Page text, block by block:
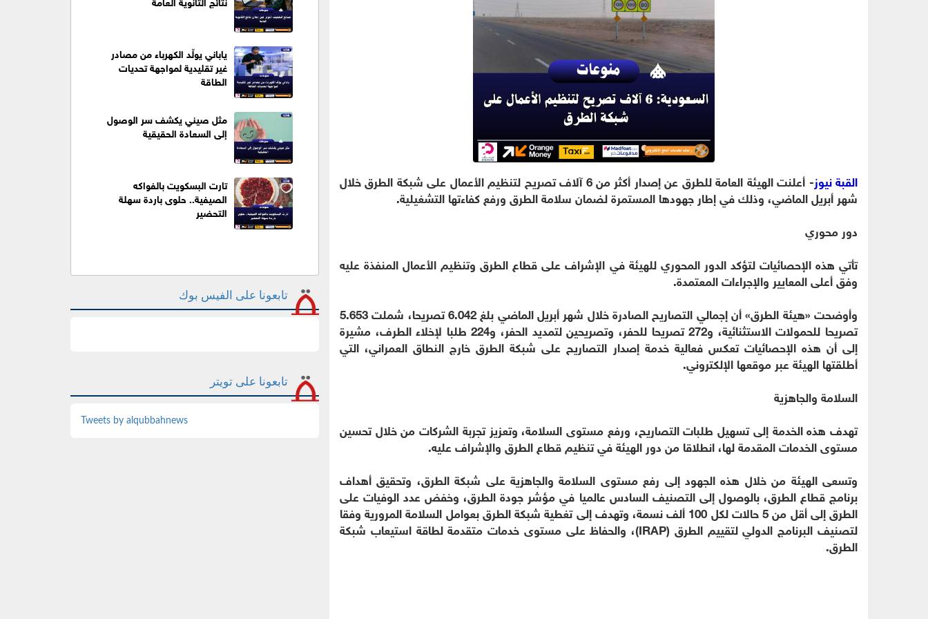
القبة نيوز - أعلنت الهيئة العامة للطرق عن إصدار أكثر من 6 آلاف تصريح لتنظيم الأعمال على شبكة الطرق خلال
شهر أبريل الماضي، وذلك في إطار جهودها المستمرة لضمان سلامة الطرق ورفع كفاءتها التشغيلية.
دور محوري
تأتي هذه الإحصائيات لتؤكد الدور المحوري للهيئة في الإشراف على قطاع الطرق وتنظيم الأعمال المنفذة عليه
وفق أعلى المعايير والإجراءات المعتمدة.
وأوضحت «هيئة الطرق» أن إجمالي التصاريح الصادرة خلال شهر أبريل الماضي بلغ 6.042 تصريحا، شملت 5.653
تصريحا للحمولات الاستثنائية، و272 تصريحا للحفر، وتصريحين لتمديد الحفر، و224 طلبا لإخلاء الطرف، مشيرة
إلى أن هذه الإحصائيات تعكس فعالية خدمة إصدار التصاريح على شبكة الطرق خارج النطاق العمراني، التي
أطلقتها الهيئة عبر موقعها الإلكتروني.
السلامة والجاهزية
تهدف هذه الخدمة إلى تسهيل طلبات التصاريح، ورفع مستوى السلامة، وتعزيز تجربة الشركات من خلال تحسين
مستوى الخدمات المقدمة لها، انطلاقا من دور الهيئة في تنظيم قطاع الطرق والإشراف عليه.
وتسعى الهيئة من خلال هذه الجهود إلى رفع مستوى السلامة والجاهزية على شبكة الطرق، وتحقيق أهداف
برنامج قطاع الطرق، بالوصول إلى التصنيف السادس عالميا في مؤشر جودة الطرق، وخفض عدد الوفيات على
الطرق إلى أقل من 5 حالات لكل 100 ألف نسمة، وتهدف إلى تغطية شبكة الطرق بعوامل السلامة المرورية وفقا
لتصنيف البرنامج الدولي لتقييم الطرق (IRAP)، والحفاظ على مستوى خدمات متقدمة لطاقة استيعاب شبكة
الطرق.
ياباني يولّد الكهرباء من مصادر
غير تقليدية لمواجهة تحديات
الطاقة
مثل صيني يكشف سر الوصول
إلى السعادة الحقيقية
تارت البسكويت بالفواكه
الصيفية.. حلوى باردة سهلة
التحضير
تابعونا على الفيس بوك
تابعونا على تويتر
Tweets by alqubbahnews